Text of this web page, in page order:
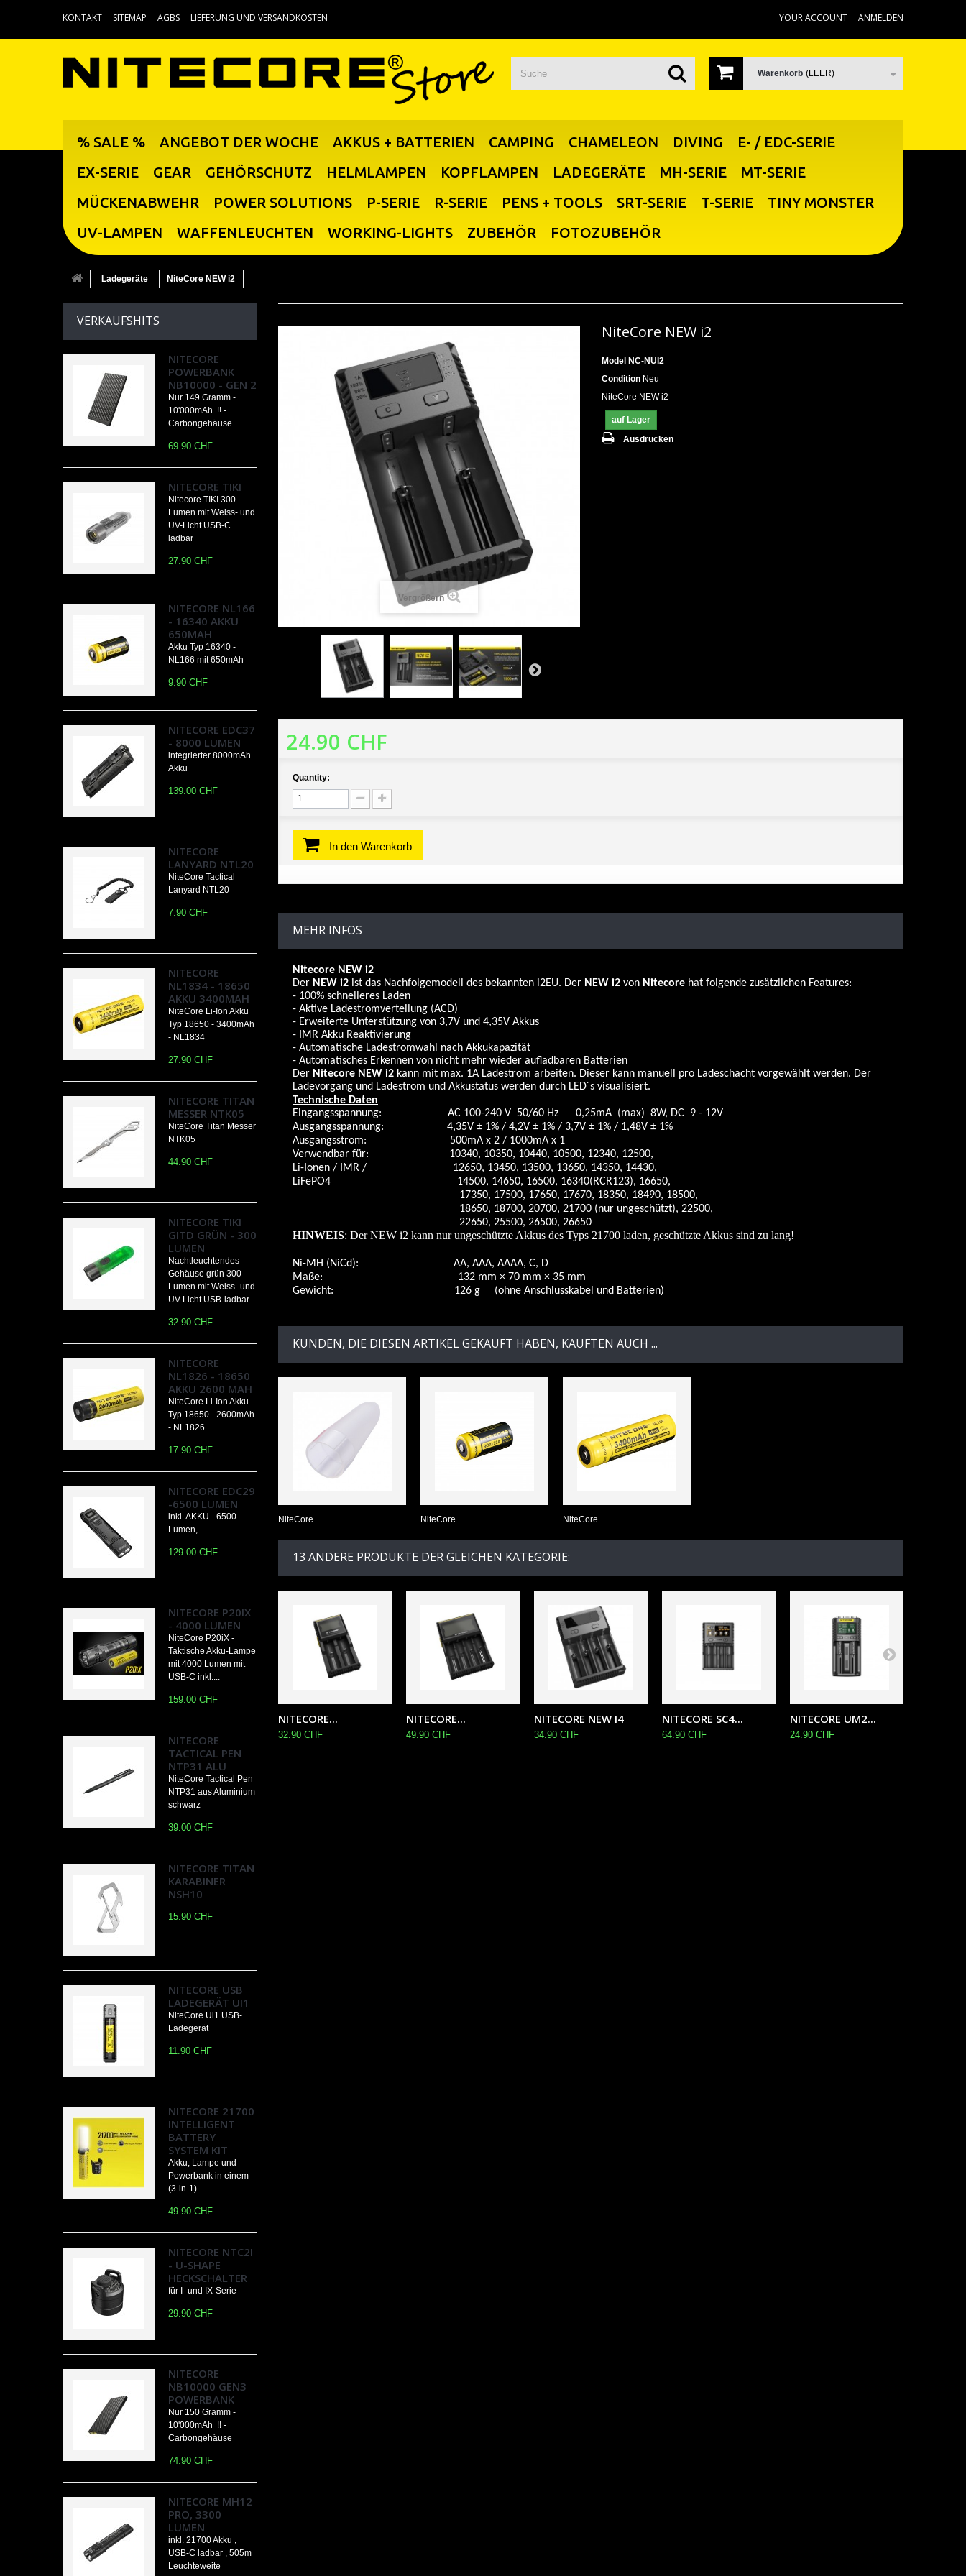
ANMELDEN
YOUR ACCOUNT
KONTAKT SITEMAP AGBS LIEFERUNG UND VERSANDKOSTEN
Warenkorb (LEER)
% SALE % ANGEBOT DER WOCHE AKKUS + BATTERIEN CAMPING CHAMELEON DIVING
E- / EDC-SERIE
EX-SERIE
GEAR GEHÖRSCHUTZ HELMLAMPEN KOPFLAMPEN LADEGERÄTE MH-SERIE
MT-SERIE
MÜCKENABWEHR
POWER SOLUTIONS P-SERIE R-SERIE PENS + TOOLS SRT-SERIE T-SERIE
TINY MONSTER
UV-LAMPEN
WAFFENLEUCHTEN WORKING-LIGHTS ZUBEHÖR FOTOZUBEHÖR
Ladegeräte NiteCore NEW i2
VERKAUFSHITS
NITECORE
POWERBANK
NB10000 - GEN 2
Nur 149 Gramm -
10'000mAh !! -
Carbongehäuse
69.90 CHF
NITECORE TIKI
Nitecore TIKI 300
Lumen mit Weiss- und
UV-Licht USB-C
ladbar
27.90 CHF
NITECORE NL166
- 16340 AKKU
650MAH
Akku Typ 16340 -
NL166 mit 650mAh
9.90 CHF
NITECORE EDC37
- 8000 LUMEN
integrierter 8000mAh
Akku
139.00 CHF
NITECORE
LANYARD NTL20
NiteCore Tactical
Lanyard NTL20
7.90 CHF
NITECORE
NL1834 - 18650
AKKU 3400MAH
NiteCore Li-Ion Akku
Typ 18650 - 3400mAh
- NL1834
27.90 CHF
NITECORE TITAN
MESSER NTK05
NiteCore Titan Messer
NTK05
44.90 CHF
NITECORE TIKI
GITD GRÜN - 300
LUMEN
Nachtleuchtendes
Gehäuse grün 300
Lumen mit Weiss- und
UV-Licht USB-ladbar
32.90 CHF
NITECORE
NL1826 - 18650
AKKU 2600 MAH
NiteCore Li-Ion Akku
Typ 18650 - 2600mAh
- NL1826
17.90 CHF
NITECORE EDC29
-6500 LUMEN
inkl. AKKU - 6500
Lumen,
129.00 CHF
NITECORE P20IX
- 4000 LUMEN
NiteCore P20iX -
Taktische Akku-Lampe
mit 4000 Lumen mit
USB-C inkl....
159.00 CHF
NITECORE
TACTICAL PEN
NTP31 ALU
NiteCore Tactical Pen
NTP31 aus Aluminium
schwarz
39.00 CHF
NITECORE TITAN
KARABINER
NSH10
15.90 CHF
NITECORE USB
LADEGERÄT UI1
NiteCore Ui1 USB-
Ladegerät
11.90 CHF
NITECORE 21700
INTELLIGENT
BATTERY
SYSTEM KIT
Akku, Lampe und
Powerbank in einem
(3-in-1)
49.90 CHF
NITECORE NTC2I
- U-SHAPE
HECKSCHALTER
für I- und IX-Serie
29.90 CHF
NITECORE
NB10000 GEN3
POWERBANK
Nur 150 Gramm -
10'000mAh !! -
Carbongehäuse
74.90 CHF
NITECORE MH12
PRO, 3300
LUMEN
inkl. 21700 Akku ,
USB-C ladbar , 505m
Leuchteweite
Vergrößern
NiteCore NEW i2
Model NC-NUI2
Condition Neu
NiteCore NEW i2
auf Lager
Ausdrucken
24.90 CHF
Quantity:
In den Warenkorb
MEHR INFOS
Nitecore NEW i2
Der NEW i2 ist das Nachfolgemodell des bekannten i2EU. Der NEW i2 von Nitecore hat folgende zusätzlichen Features:
- 100% schnelleres Laden
- Aktive Ladestromverteilung (ACD)
- Erweiterte Unterstützung von 3,7V und 4,35V Akkus
- IMR Akku Reaktivierung
- Automatische Ladestromwahl nach Akkukapazität
- Automatisches Erkennen von nicht mehr wieder aufladbaren Batterien
Der Nitecore NEW i2 kann mit max. 1A Ladestrom arbeiten. Dieser kann manuell pro Ladeschacht vorgewählt werden. Der
Ladevorgang und Ladestrom und Akkustatus werden durch LED´s visualisiert.
Technische Daten
Eingangsspannung: AC 100-240 V 50/60 Hz 0,25mA (max) 8W, DC 9 - 12V
Ausgangsspannung:
4,35V ± 1% / 4,2V ± 1% / 3,7V ± 1% / 1,48V ± 1%
Ausgangsstrom:
500mA x 2 / 1000mA x 1
Verwendbar für: 10340, 10350, 10440, 10500, 12340, 12500,
Li-Ionen / IMR / 12650, 13450, 13500, 13650, 14350, 14430,
LiFePO4
14500, 14650, 16500, 16340(RCR123), 16650,
17350, 17500, 17650, 17670, 18350, 18490, 18500,
18650, 18700, 20700, 21700 (nur ungeschützt), 22500,
22650, 25500, 26500, 26650
HINWEIS: Der NEW i2 kann nur ungeschützte Akkus des Typs 21700 laden, geschützte Akkus sind zu lang!
Ni-MH (NiCd): AA, AAA, AAAA, C, D
Maße:
132 mm × 70 mm × 35 mm
Gewicht: 126 g (ohne Anschlusskabel und Batterien)
KUNDEN, DIE DIESEN ARTIKEL GEKAUFT HABEN, KAUFTEN AUCH ...
NiteCore... NiteCore... NiteCore...
13 ANDERE PRODUKTE DER GLEICHEN KATEGORIE:
NITECORE...
32.90 CHF
NITECORE...
49.90 CHF
NITECORE NEW I4
34.90 CHF
NITECORE SC4...
64.90 CHF
NITECORE UM2...
24.90 CHF